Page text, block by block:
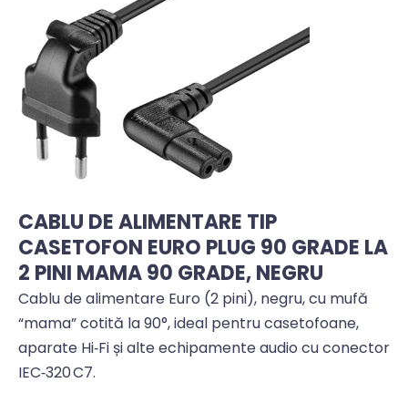
CABLU DE ALIMENTARE TIP
CASETOFON EURO PLUG 90 GRADE LA
2 PINI MAMA 90 GRADE, NEGRU
Cablu de alimentare Euro (2 pini), negru, cu mufă
“mama” cotită la 90°, ideal pentru casetofoane,
aparate Hi‑Fi și alte echipamente audio cu conector
IEC‑320 C7.